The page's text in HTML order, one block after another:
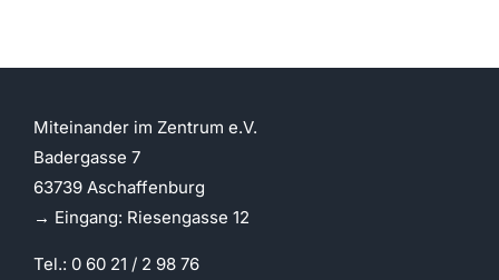
Miteinander im Zentrum e.V.
Badergasse 7
63739 Aschaffenburg
→ Eingang: Riesengasse 12
Tel.: 0 60 21 / 2 98 76